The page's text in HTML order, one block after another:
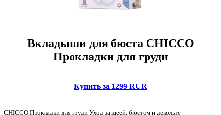
Вкладыши для бюста CHICCO
Прокладки для груди
Купить за 1299 RUR
CHICCO Прокладки для груди Уход за шеей, бюстом и декольте